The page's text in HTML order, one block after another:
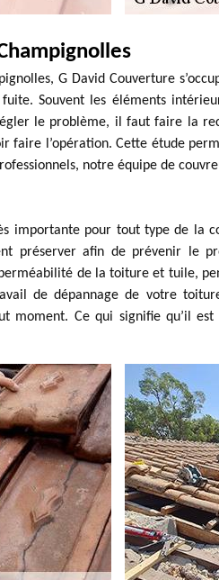
G David Couverture
Souvent les éléments
le problème, il faut faire la
faire l’opération. Cette étude
notre équipe de
importante pour tout type de la
préserver afin de prévenir le
de la toiture et tuile,
de dépannage de votre
moment. Ce qui signifie qu’il